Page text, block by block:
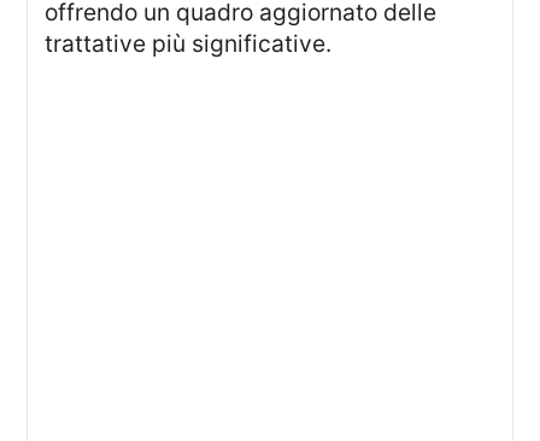
offrendo un quadro aggiornato delle
trattative più significative.